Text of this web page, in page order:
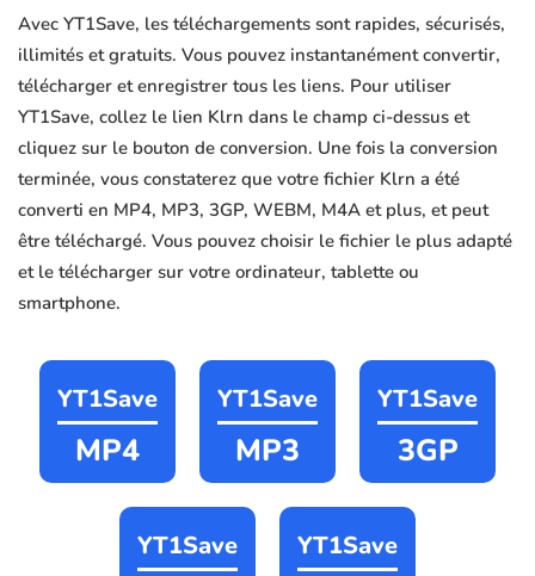
Avec YT1Save, les téléchargements sont rapides, sécurisés,
illimités et gratuits. Vous pouvez instantanément convertir,
télécharger et enregistrer tous les liens. Pour utiliser
YT1Save, collez le lien Klrn dans le champ ci-dessus et
cliquez sur le bouton de conversion. Une fois la conversion
terminée, vous constaterez que votre fichier Klrn a été
converti en MP4, MP3, 3GP, WEBM, M4A et plus, et peut
être téléchargé. Vous pouvez choisir le fichier le plus adapté
et le télécharger sur votre ordinateur, tablette ou
smartphone.
YT1Save
MP4
YT1Save
MP3
YT1Save
3GP
YT1Save YT1Save